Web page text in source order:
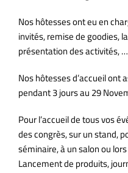
Nos hôtesses ont eu en
invités, remise de goodies,
présentation des activités, …
Nos hôtesses d’accueil ont
pendant 3 jours au 29
Pour l’accueil de tous vos
des congrès, sur un stand,
séminaire, à un salon ou
Lancement de produits,